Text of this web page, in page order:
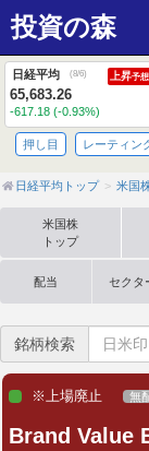
投資の森
日経平均 (8/6) 上昇予想
65,683.26
-617.18 (-0.93%)
押し目 レーティン
日経平均トップ 米国
米国株
トップ
配当 セクタ
銘柄検索
※上場廃止 無
Brand Value